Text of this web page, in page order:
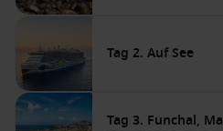
Tag 2. Auf See
Tag 3. Funchal,